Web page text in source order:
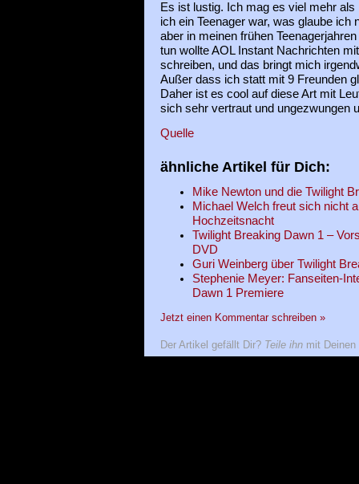
Es ist lustig. Ich mag es viel mehr
ich ein Teenager war, was glaube ich
aber in meinen frühen
tun wollte AOL Instant Nachrichten
schreiben, und das bringt mich
Außer dass ich statt mit 9 Freunden
Daher ist es cool auf diese Art mit
sich sehr vertraut und ungezwungen
Quelle
ähnliche Artikel für Dich:
Mike Newton und die Twilight
Michael Welch freut sich nicht
Hochzeitsnacht
Twilight Breaking Dawn 1 –
DVD
Guri Weinberg über Twilight
Stephenie Meyer: Fanseiten-
Dawn 1 Premiere
Jetzt einen Kommentar schreiben »
Der Artikel gefällt Dir? Teile ihnmit Deinen